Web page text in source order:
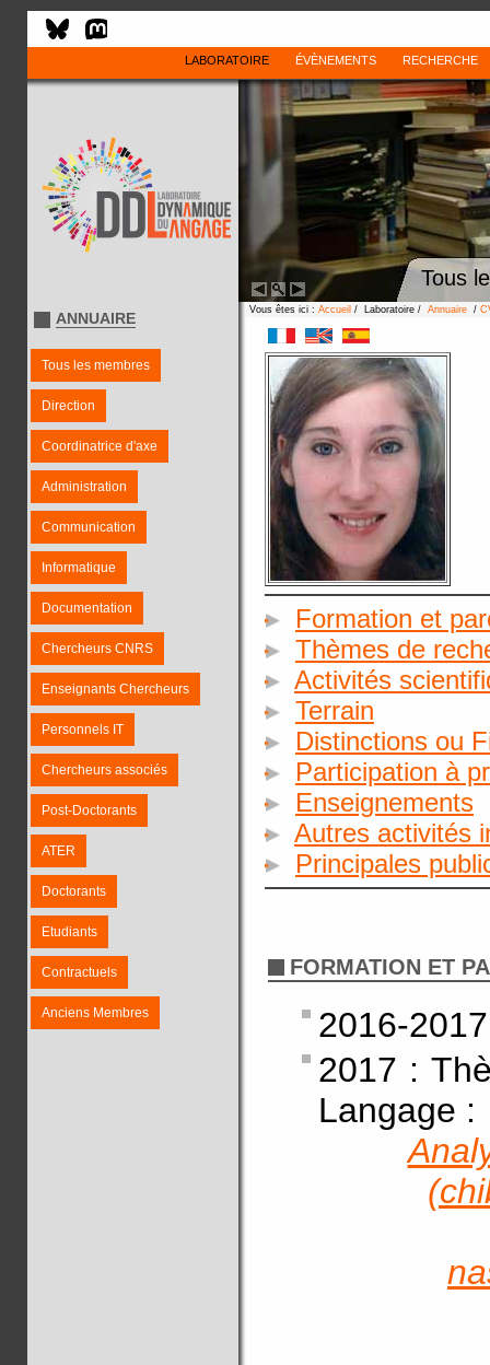
LABORATOIRE ÉVÈNEMENTS RECHERCHE
Tous
ANNUAIRE
Tous les membres
Direction
Coordinatrice d'axe
Administration
Communication
Informatique
Documentation
Chercheurs CNRS
Enseignants Chercheurs
Personnels IT
Chercheurs associés
Post-Doctorants
ATER
Doctorants
Etudiants
Contractuels
Anciens Membres
Vous êtes ici : Accueil / Laboratoire / Annuaire /
Formation et
Thèmes de
Activités
Terrain
Distinctions ou
Participation à
Enseignements
Autres activités
Principales
FORMATION ET
2016-
2017 :
Langage :